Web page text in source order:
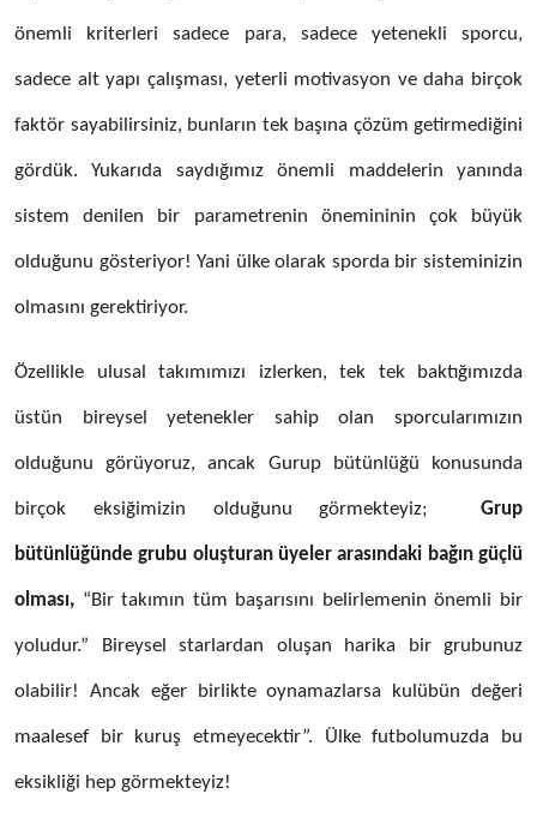
önemli kriterleri sadece para, sadece yetenekli sporcu,
sadece alt yapı çalışması, yeterli motivasyon ve daha birçok
faktör sayabilirsiniz, bunların tek başına çözüm getirmediğini
gördük. Yukarıda saydığımız önemli maddelerin yanında
sistem denilen bir parametrenin önemininin çok büyük
olduğunu gösteriyor! Yani ülke olarak sporda bir sisteminizin
olmasını gerektiriyor.
Özellikle ulusal takımımızı izlerken, tek tek baktığımızda
üstün bireysel yetenekler sahip olan sporcularımızın
olduğunu görüyoruz, ancak Gurup bütünlüğü konusunda
birçok eksiğimizin olduğunu görmekteyiz; Grup
bütünlüğünde grubu oluşturan üyeler arasındaki bağın güçlü
olması, “Bir takımın tüm başarısını belirlemenin önemli bir
yoludur.” Bireysel starlardan oluşan harika bir grubunuz
olabilir! Ancak eğer birlikte oynamazlarsa kulübün değeri
maalesef bir kuruş etmeyecektir”. Ülke futbolumuzda bu
eksikliği hep görmekteyiz!